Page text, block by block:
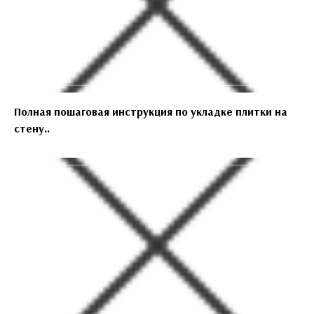
Полная пошаговая инструкция по укладке плитки на
стену..